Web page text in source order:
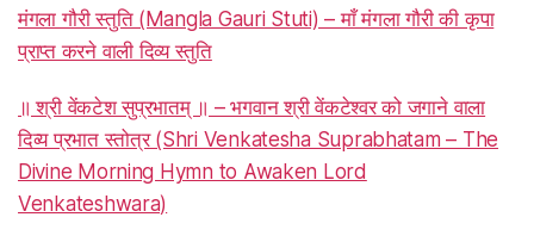
मंगला गौरी स्तुति (Mangla Gauri Stuti) – माँ मंगला गौरी की कृपा
प्राप्त करने वाली दिव्य स्तुति
॥ श्री वेंकटेश सुप्रभातम् ॥ – भगवान श्री वेंकटेश्वर को जगाने वाला
दिव्य प्रभात स्तोत्र (Shri Venkatesha Suprabhatam – The
Divine Morning Hymn to Awaken Lord
Venkateshwara)